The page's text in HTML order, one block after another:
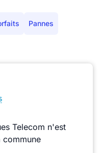
Pannes
Telecom n'est
commune